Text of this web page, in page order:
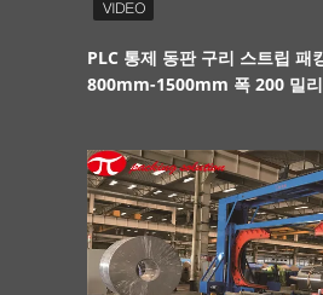
PLC 통제 동판 구리 스트립 패
800mm-1500mm 폭 200 밀